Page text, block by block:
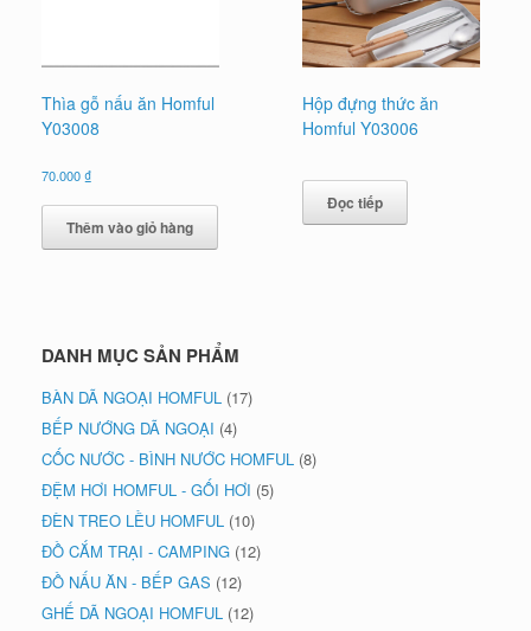
Thìa gỗ nấu ăn Homful
Y03008
70.000₫
Thêm vào giỏ hàng
Hộp đựng thức ăn
Homful Y03006
Đọc tiếp
DANH MỤC SẢN PHẨM
BÀN DÃ NGOẠI HOMFUL (17)
BẾP NƯỚNG DÃ NGOẠI (4)
CỐC NƯỚC - BÌNH NƯỚC HOMFUL (8)
ĐỆM HƠI HOMFUL - GỐI HƠI (5)
ĐÈN TREO LỀU HOMFUL (10)
ĐỒ CẮM TRẠI - CAMPING (12)
ĐỒ NẤU ĂN - BẾP GAS (12)
GHẾ DÃ NGOẠI HOMFUL (12)